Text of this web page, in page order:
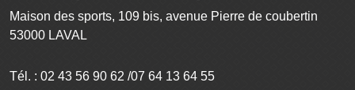
Maison des sports, 109 bis, avenue Pierre de coubertin
53000 LAVAL
Tél. : 02 43 56 90 62 /07 64 13 64 55